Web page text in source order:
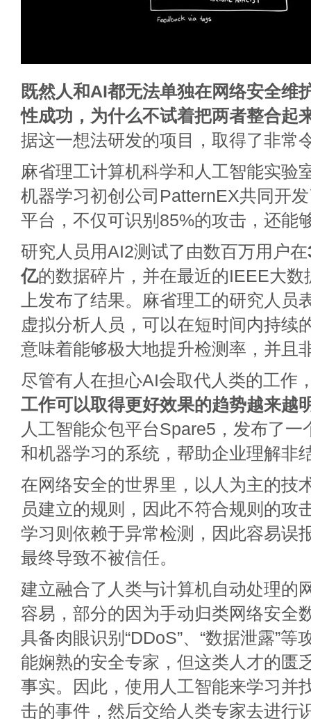
既然人和AI都无法单独在网络安全维
性成功，为什么不试着把两者整合起
据这一想法研发的项目，取得了非常
麻省理工计算机科学和人工智能实验
机器学习初创公司PatternEX共同开发
平台，不仅可识别85%的攻击，还能
研究人员用AI2测试了由数百万用户在
亿的数据碎片，并在最近的IEEE大数
上发布了结果。麻省理工的研究人员
虚拟分析人员，可以在短时间内持续
意味着能够极大地提升检测率，并且
尽管有人在担心AI会取代人类的工作
工作可以取得更好效果的趋势越来越
人工智能众包平台Spare5，发布了一
和机器学习的系统，帮助企业理解非
在网络安全的世界里，以人为主的技
员建立的规则，因此不符合规则的攻
学习则依赖于异常检测，因此容易误
最终导致不被信任。
建立融合了人类与计算机自动处理的
容易，部分的因为手动归类网络安全
具备肉眼识别“DDoS”、“数据泄露”等
能娴熟的安全专家，但这类人才的匮
事实。因此，使用人工智能来学习并
击的事件，然后交给人类专家去进行